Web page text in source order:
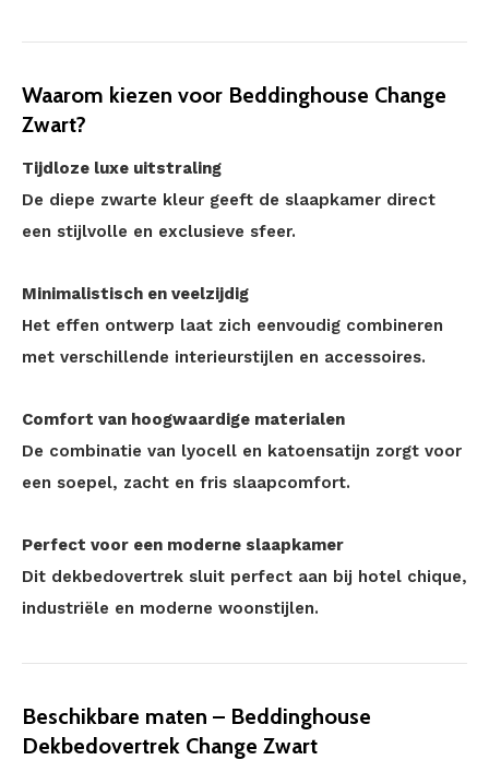
Waarom kiezen voor Beddinghouse Change
Zwart?
Tijdloze luxe uitstraling
De diepe zwarte kleur geeft de slaapkamer direct
een stijlvolle en exclusieve sfeer.
Minimalistisch en veelzijdig
Het effen ontwerp laat zich eenvoudig combineren
met verschillende interieurstijlen en accessoires.
Comfort van hoogwaardige materialen
De combinatie van lyocell en katoensatijn zorgt voor
een soepel, zacht en fris slaapcomfort.
Perfect voor een moderne slaapkamer
Dit dekbedovertrek sluit perfect aan bij hotel chique,
industriële en moderne woonstijlen.
Beschikbare maten – Beddinghouse
Dekbedovertrek Change Zwart